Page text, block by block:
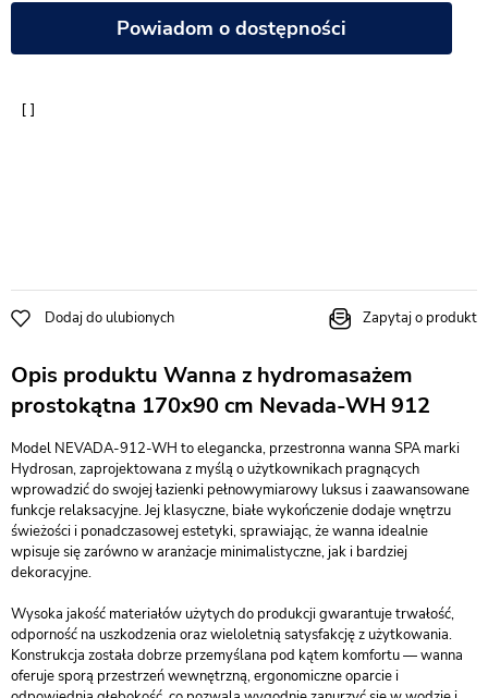
Powiadom o dostępności
Dodaj do ulubionych Zapytaj o produkt
Opis produktu Wanna z hydromasażem
prostokątna 170x90 cm Nevada-WH 912
Model NEVADA-912-WH to elegancka, przestronna wanna SPA marki
Hydrosan, zaprojektowana z myślą o użytkownikach pragnących
wprowadzić do swojej łazienki pełnowymiarowy luksus i zaawansowane
funkcje relaksacyjne. Jej klasyczne, białe wykończenie dodaje wnętrzu
świeżości i ponadczasowej estetyki, sprawiając, że wanna idealnie
wpisuje się zarówno w aranżacje minimalistyczne, jak i bardziej
dekoracyjne.
Wysoka jakość materiałów użytych do produkcji gwarantuje trwałość,
odporność na uszkodzenia oraz wieloletnią satysfakcję z użytkowania.
Konstrukcja została dobrze przemyślana pod kątem komfortu — wanna
oferuje sporą przestrzeń wewnętrzną, ergonomiczne oparcie i